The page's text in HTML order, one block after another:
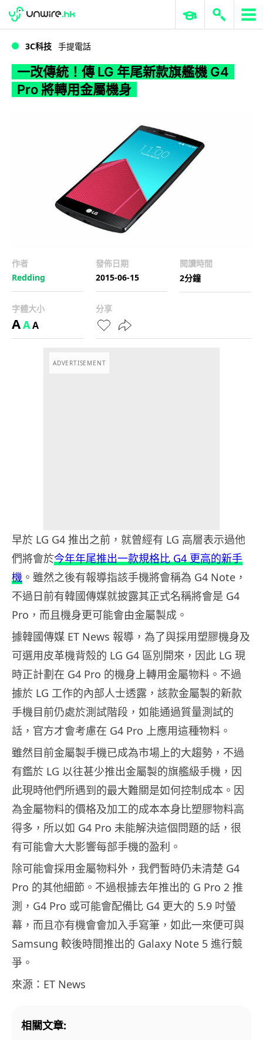
WWDC 2026 ERP 與商業 AI
3C科技 手提電話
一改傳統！傳 LG 年尾新款旗艦機 G4
Pro 將轉用金屬機身
作者
Redding
發佈日期
2015-06-15
閱讀時間
2分鐘
字體大小
AAA
分享
ADVERTISEMENT
早於 LG G4 推出之前，就曾經有 LG 高層表示過他
們將會於今年年尾推出一款規格比 G4 更高的新手
機 。雖然之後有報導指該手機將會稱為 G4 Note，
不過日前有韓國傳媒就披露其正式名稱將會是 G4
Pro，而且機身更可能會由金屬製成。
據韓國傳媒 ET News 報導，為了與採用塑膠機身及
可選用皮革機背殼的 LG G4 區別開來，因此 LG 現
時正計劃在 G4 Pro 的機身上轉用金屬物料。不過
據於 LG 工作的內部人士透露，該款金屬製的新款
手機目前仍處於測試階段，如能通過質量測試的
話，官方才會考慮在 G4 Pro 上應用這種物料。
雖然目前金屬製手機已成為市場上的大趨勢，不過
有鑑於 LG 以往甚少推出金屬製的旗艦級手機，因
此現時他們所遇到的最大難關是如何控制成本。因
為金屬物料的價格及加工的成本本身比塑膠物料高
得多，所以如 G4 Pro 未能解決這個問題的話，很
有可能會大大影響每部手機的盈利。
除可能會採用金屬物料外，我們暫時仍未清楚 G4
Pro 的其他細節。不過根據去年推出的 G Pro 2 推
測，G4 Pro 或可能會配備比 G4 更大的 5.9 吋螢
幕，而且亦有機會會加入手寫筆，如此一來便可與
Samsung 較後時間推出的 Galaxy Note 5 進行競
爭。
來源：ET News
相關文章: